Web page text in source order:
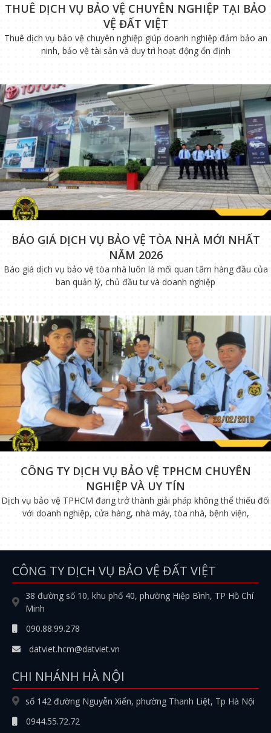
THUÊ DỊCH VỤ BẢO VỆ CHUYÊN NGHIỆP TẠI BẢO
VỆ ĐẤT VIỆT
Thuê dịch vụ bảo vệ chuyên nghiệp giúp doanh nghiệp đảm bảo an
ninh, bảo vệ tài sản và duy trì hoạt động ổn định
BÁO GIÁ DỊCH VỤ BẢO VỆ TÒA NHÀ MỚI NHẤT
NĂM 2026
Báo giá dịch vụ bảo vệ tòa nhà luôn là mối quan tâm hàng đầu của
ban quản lý, chủ đầu tư và doanh nghiệp
CÔNG TY DỊCH VỤ BẢO VỆ TPHCM CHUYÊN
NGHIỆP VÀ UY TÍN
Dịch vụ bảo vệ TPHCM đang trở thành giải pháp không thể thiếu đối
với doanh nghiệp, cửa hàng, nhà máy, tòa nhà, bệnh viện,
CÔNG TY DỊCH VỤ BẢO VỆ ĐẤT VIỆT
38 đường số 10, khu phố 40, phường Hiệp Bình, TP Hồ Chí
Minh
090.88.99.278
datviet.hcm@datviet.vn
CHI NHÁNH HÀ NỘI
số 142 đường Nguyễn Xiển, phường Thanh Liệt, Tp Hà Nội
0944.55.72.72